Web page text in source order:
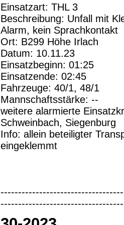
Einsatzart: THL 3
Beschreibung: Unfall mit
Alarm, kein Sprachkontakt
Ort: B299 Höhe Irlach
Datum: 10.11.23
Einsatzbeginn: 01:25
Einsatzende: 02:45
Fahrzeuge: 40/1, 48/1
Mannschaftsstärke: --
weitere alarmierte
Schweinbach, Siegenburg
Info: allein beteiligter
eingeklemmt